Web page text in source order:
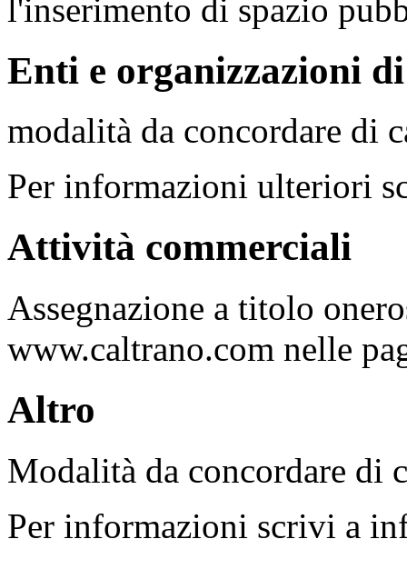
l'inserimento di spazio
Enti e organizzazioni
modalità da concordare di
Per informazioni ulteriori
Attività commerciali
Assegnazione a titolo
www.caltrano.com nelle
Altro
Modalità da concordare di
Per informazioni scrivi a